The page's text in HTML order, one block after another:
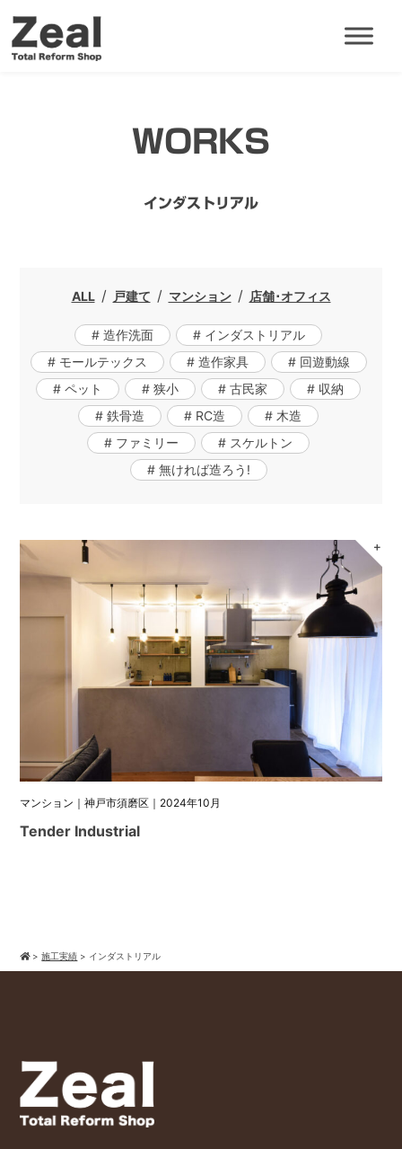
WORKS
インダストリアル
ALL 戸建て マンション 店舗･オフィス
# 造作洗面
# インダストリアル
# モールテックス
# 造作家具
# 回遊動線
# ペット
# 狭小 # 古民家
# 収納
# 鉄骨造
# RC造
# 木造
# ファミリー
# スケルトン
# 無ければ造ろう!
＋
マンション｜神戸市須磨区｜2024年10月
Tender Industrial
>施工実績 > インダストリアル